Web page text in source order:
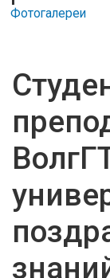
Фотогалереи